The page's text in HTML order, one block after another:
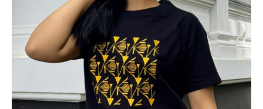
#запідтримкиУКФ
ENG